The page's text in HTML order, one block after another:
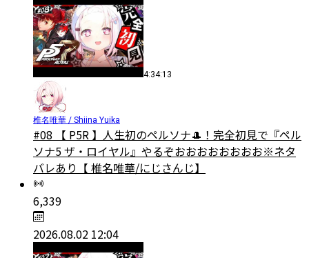
4:34:13
椎名唯華 / Shiina Yuika
#08 【 P5R 】人生初のペルソナ🎩！完全初見で『ペル
ソナ5 ザ・ロイヤル』やるぞおおおおおおおお※ネタ
バレあり【 椎名唯華/にじさんじ】
6,339
2026.08.02 12:04